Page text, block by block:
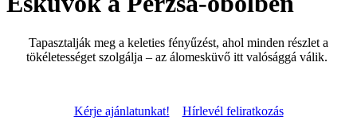
Tapasztalják meg a keleties fényűzést, ahol minden részlet a
tökéletességet szolgálja – az álomesküvő itt valósággá válik.
Kérje ajánlatunkat! Hírlevél feliratkozás